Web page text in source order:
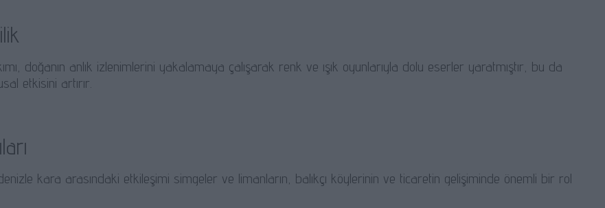
doğanın anlık izlenimlerini yakalamaya çalışarak renk ve ışık oyunlarıyla dolu eserler yaratmıştır, bu da
etkisini artırır.
denizle kara arasındaki etkileşimi simgeler ve limanların, balıkçı köylerinin ve ticaretin gelişiminde önemli bir rol